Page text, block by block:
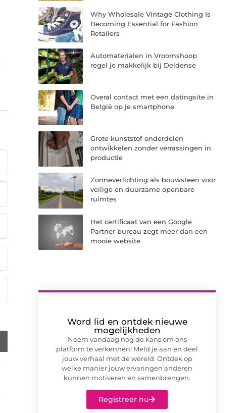
Why Wholesale Vintage Clothing Is
Becoming Essential for Fashion
Retailers
Automaterialen in Vroomshoop
regel je makkelijk bij Deldense
Overal contact met een datingsite in
België op je smartphone
Grote kunststof onderdelen
ontwikkelen zonder verrassingen in
productie
Zonneverlichting als bouwsteen voor
veilige en duurzame openbare
ruimtes
Het certificaat van een Google
Partner bureau zegt meer dan een
mooie website
Word lid en ontdek nieuwe
mogelijkheden
Neem vandaag nog de kans om ons
platform te verkennen! Meld je aan en deel
jouw verhaal met de wereld. Ontdek op
welke manier jouw ervaringen anderen
kunnen motiveren en samenbrengen.
Registreer nu